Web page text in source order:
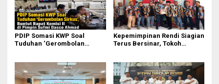
PDIP Somasi KWP Soal
Tuduhan ‘Gerombolan
Kepemimpinan Rendi Siagian
Terus Bersinar, Tokoh